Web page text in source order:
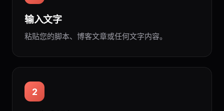
输入文字
粘贴您的脚本、博客文章或任何文字内容。
2